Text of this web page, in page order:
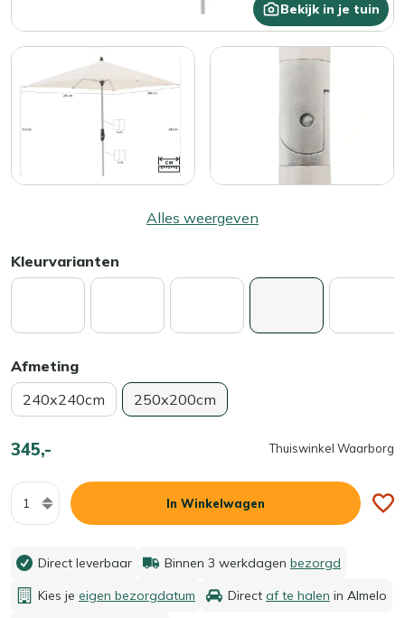
Bekijk in je tuin
Alles weergeven
Kleurvarianten
Afmeting
240x240cm
250x200cm
345,- Thuiswinkel Waarborg
Aantal
In Winkelwagen
Direct leverbaar Binnen 3 werkdagen bezorgd
Kies je eigen bezorgdatum Direct af te halen in Almelo